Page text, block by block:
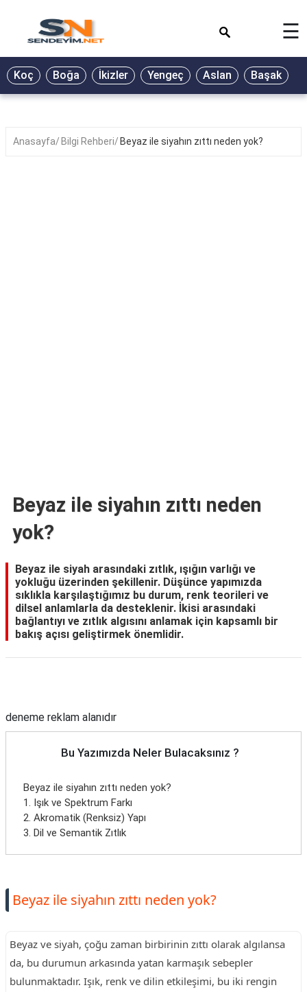
BİYOGRAFİ
GALERİ
☰
Koç Boğa İkizler Yengeç Aslan Başak
Anasayfa Bilgi Rehberi Beyaz ile siyahın zıttı neden yok?
Beyaz ile siyahın zıttı neden
yok?
Beyaz ile siyah arasındaki zıtlık, ışığın varlığı ve
yokluğu üzerinden şekillenir. Düşünce yapımızda
sıklıkla karşılaştığımız bu durum, renk teorileri ve
dilsel anlamlarla da desteklenir. İkisi arasındaki
bağlantıyı ve zıtlık algısını anlamak için kapsamlı bir
bakış açısı geliştirmek önemlidir.
deneme reklam alanıdır
Bu Yazımızda Neler Bulacaksınız ?
Beyaz ile siyahın zıttı neden yok?
1. Işık ve Spektrum Farkı
2. Akromatik (Renksiz) Yapı
3. Dil ve Semantik Zıtlık
Beyaz ile siyahın zıttı neden yok?
Beyaz ve siyah, çoğu zaman birbirinin zıttı olarak algılansa
da, bu durumun arkasında yatan karmaşık sebepler
bulunmaktadır. Işık, renk ve dilin etkileşimi, bu iki rengin